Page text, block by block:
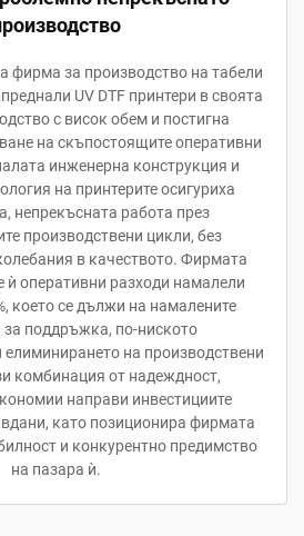
фирма за производство на табели
UV DTF принтери в своята
с висок обем и постигна
на скъпостоящите оперативни
инженерна конструкция и
на принтерите осигуриха
непрекъсната работа през
производствени цикли, без
в качеството. Фирмата
оперативни разходи намалели
което се дължи на намалените
за поддръжка, по-ниското
елиминирането на производствени
комбинация от надеждност,
направи инвестициите
като позиционира фирмата
и конкурентно предимство
на пазара ѝ.